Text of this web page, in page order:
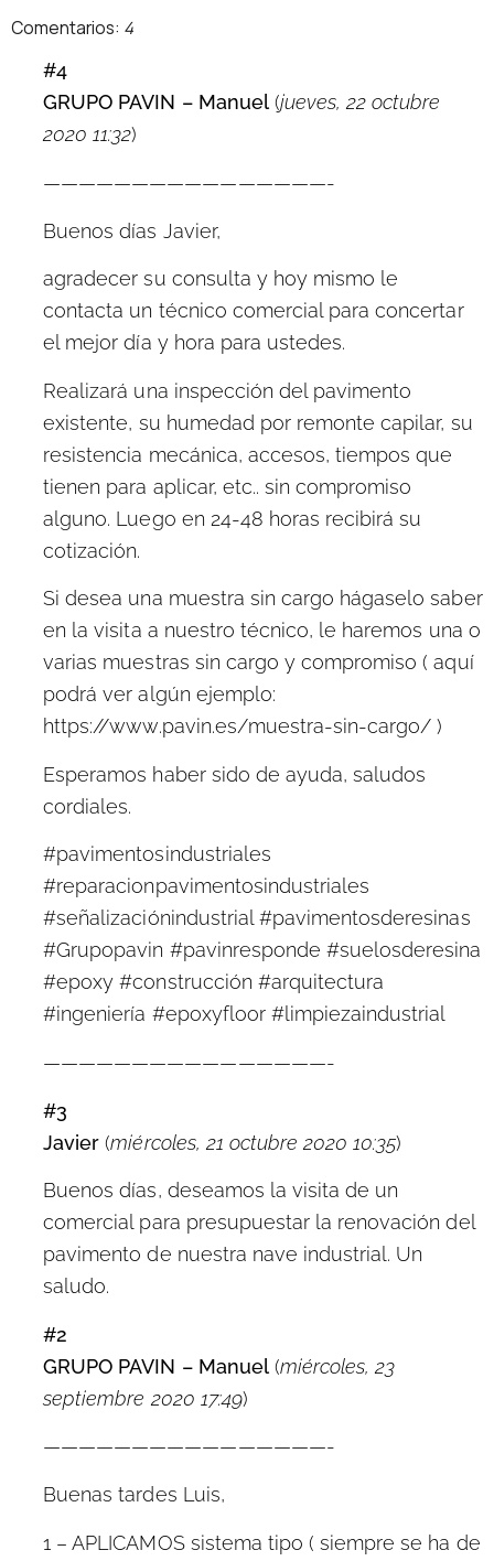
Comentarios: 4
#4
GRUPO PAVIN – Manuel(jueves, 22 octubre
2020 11:32)
————————————————-
Buenos días Javier,
agradecer su consulta y hoy mismo le
contacta un técnico comercial para concertar
el mejor día y hora para ustedes.
Realizará una inspección del pavimento
existente, su humedad por remonte capilar, su
resistencia mecánica, accesos, tiempos que
tienen para aplicar, etc.. sin compromiso
alguno. Luego en 24-48 horas recibirá su
cotización.
Si desea una muestra sin cargo hágaselo saber
en la visita a nuestro técnico, le haremos una o
varias muestras sin cargo y compromiso ( aquí
podrá ver algún ejemplo:
https://www.pavin.es/muestra-sin-cargo/ )
Esperamos haber sido de ayuda, saludos
cordiales.
#pavimentosindustriales
#reparacionpavimentosindustriales
#señalizaciónindustrial #pavimentosderesinas
#Grupopavin #pavinresponde #suelosderesina
#epoxy #construcción #arquitectura
#ingeniería #epoxyfloor #limpiezaindustrial
————————————————-
#3
Javier (miércoles, 21 octubre 2020 10:35)
Buenos días, deseamos la visita de un
comercial para presupuestar la renovación del
pavimento de nuestra nave industrial. Un
saludo.
#2
GRUPO PAVIN – Manuel(miércoles, 23
septiembre 2020 17:49)
————————————————-
Buenas tardes Luis,
1 – APLICAMOS sistema tipo ( siempre se ha de